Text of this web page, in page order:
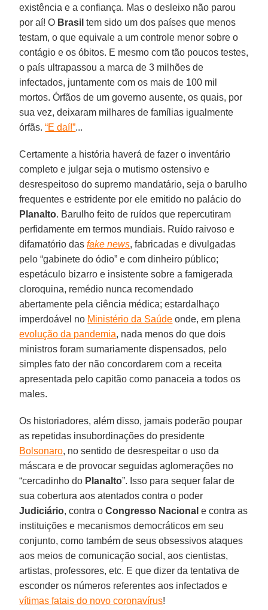
existência e a confiança. Mas o desleixo não parou
por aí! O Brasil tem sido um dos países que menos
testam, o que equivale a um controle menor sobre o
contágio e os óbitos. E mesmo com tão poucos testes,
o país ultrapassou a marca de 3 milhões de
infectados, juntamente com os mais de 100 mil
mortos. Órfãos de um governo ausente, os quais, por
sua vez, deixaram milhares de famílias igualmente
órfãs.“E daí!”...
Certamente a história haverá de fazer o inventário
completo e julgar seja o mutismo ostensivo e
desrespeitoso do supremo mandatário, seja o barulho
frequentes e estridente por ele emitido no palácio do
Planalto. Barulho feito de ruídos que repercutiram
perfidamente em termos mundiais. Ruído raivoso e
difamatório das fake news, fabricadas e divulgadas
pelo “gabinete do ódio” e com dinheiro público;
espetáculo bizarro e insistente sobre a famigerada
cloroquina, remédio nunca recomendado
abertamente pela ciência médica; estardalhaço
imperdoável no Ministério da Saúde onde, em plena
evolução da pandemia, nada menos do que dois
ministros foram sumariamente dispensados, pelo
simples fato der não concordarem com a receita
apresentada pelo capitão como panaceia a todos os
males.
Os historiadores, além disso, jamais poderão poupar
as repetidas insubordinações do presidente
Bolsonaro, no sentido de desrespeitar o uso da
máscara e de provocar seguidas aglomerações no
“cercadinho do Planalto”. Isso para sequer falar de
sua cobertura aos atentados contra o poder
Judiciário, contra oCongresso Nacional e contra as
instituições e mecanismos democráticos em seu
conjunto, como também de seus obsessivos ataques
aos meios de comunicação social, aos cientistas,
artistas, professores, etc. E que dizer da tentativa de
esconder os números referentes aos infectados e
vítimas fatais do novo coronavírus!